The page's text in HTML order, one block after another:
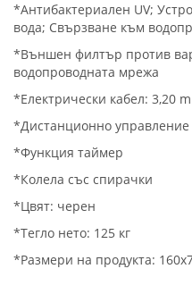
*Антибактериален UV;
вода; Свързване към
*Външен филтър против
водопроводната мрежа
*Електрически кабел: 3,20 m
*Дистанционно управление
*Функция таймер
*Колела със спирачки
*Цвят: черен
*Тегло нето: 125 кг
*Размери на продукта: